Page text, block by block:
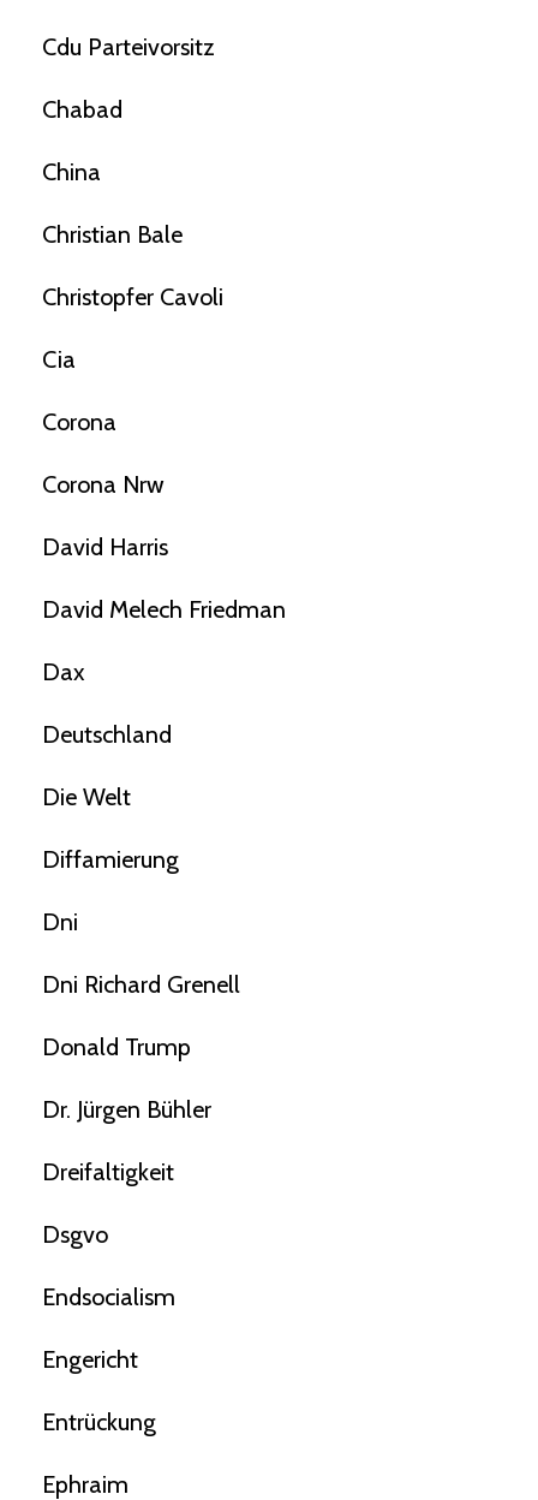
Cdu Parteivorsitz
Chabad
China
Christian Bale
Christopfer Cavoli
Cia
Corona
Corona Nrw
David Harris
David Melech Friedman
Dax
Deutschland
Die Welt
Diffamierung
Dni
Dni Richard Grenell
Donald Trump
Dr. Jürgen Bühler
Dreifaltigkeit
Dsgvo
Endsocialism
Engericht
Entrückung
Ephraim